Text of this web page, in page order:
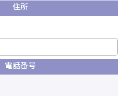
住所
電話番号